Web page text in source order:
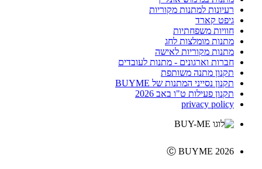
רעיונות למתנות מקוריות
גיפט קארד
חוויות משפחתיות
מתנות מומלצות לחג
מתנות מקוריות לאישה
חברות וארגונים - מתנות לעובדים
תקנון מתנה משותפת
תקנון נסייני המתנות של BUYME
תקנון פעילות ט"ו באב 2026
privacy policy
Ⓒ BUYME 2026